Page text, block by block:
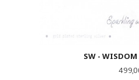
SW - WISDOM
Pris